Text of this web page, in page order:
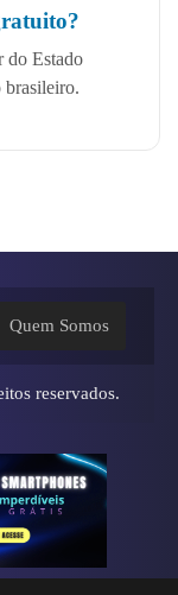
do Estado
brasileiro.
Quem Somos
reservados.